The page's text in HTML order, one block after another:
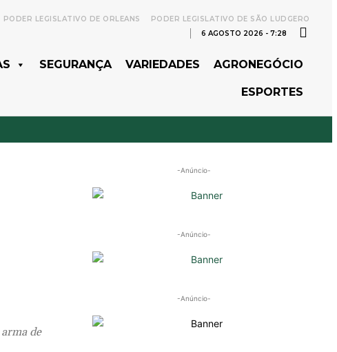
PODER LEGISLATIVO DE ORLEANS
PODER LEGISLATIVO DE SÃO LUDGERO
6 AGOSTO 2026 - 7:28
SEGURANÇA VARIEDADES AGRONEGÓCIO
ESPORTES
de
-Anúncio-
-Anúncio-
-Anúncio-